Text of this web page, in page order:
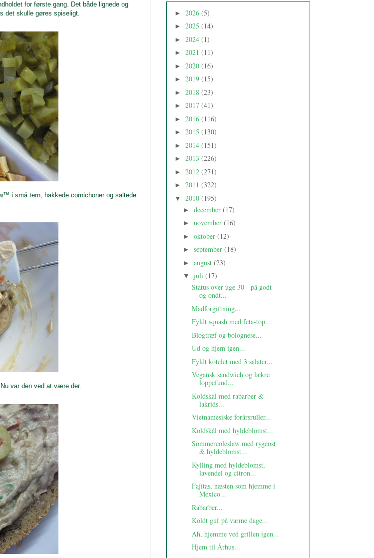
for første gang. Det både lignede og
det skulle gøres spiseligt.
i små tern, hakkede cornichoner og saltede
var den ved at være der.
► 2026 (5)
► 2025 (14)
► 2024 (1)
► 2021 (11)
► 2020 (16)
► 2019 (15)
► 2018 (23)
► 2017 (41)
► 2016 (116)
► 2015 (130)
► 2014 (151)
► 2013 (226)
► 2012 (271)
► 2011 (322)
▼ 2010 (195)
► december (17)
► november (16)
► oktober (12)
► september (18)
► august (23)
▼ juli (17)
Status over uge 30 - på godt
og ondt...
Madforgiftning...
Fyldt squash med feta-top...
Blogtræf og bolognese...
Ud og hjem igen...
Fyldt kotelet med 3 salater...
Vegansk sandwich og lækre
loppefund...
Koldskål med rabarber &
lakrids...
Vietnamesiske forårsruller...
Koldskål med hyldeblomst...
Sommercoleslaw med rygeost
& hyldeblomst...
Kylling med hyldeblomst,
lavendel og citron...
Fajitas, næsten som hjemme i
Mexico...
Rabarber...
Koldt guf på varme dage...
Ah, hjemme ved grillen igen...
Hjem til Århus...